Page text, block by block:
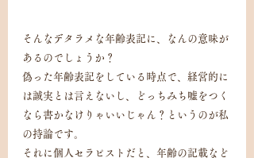
そんなデタラメな年齢表記に、なんの意味が
あるのでしょうか？
偽った年齢表記をしている時点で、経営的に
は誠実とは言えないし、どっちみち嘘をつく
なら書かなけりゃいいじゃん？というのが私
の持論です。
それに個人セラピストだと、年齢の記載など